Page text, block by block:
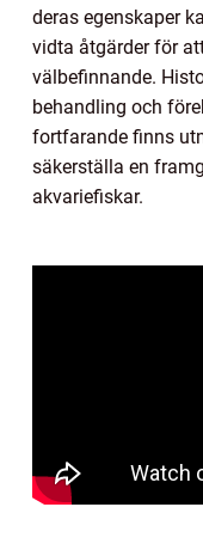
deras egenskaper
vidta åtgärder för
välbefinnande.
behandling och
fortfarande finns
säkerställa en
akvariefiskar.